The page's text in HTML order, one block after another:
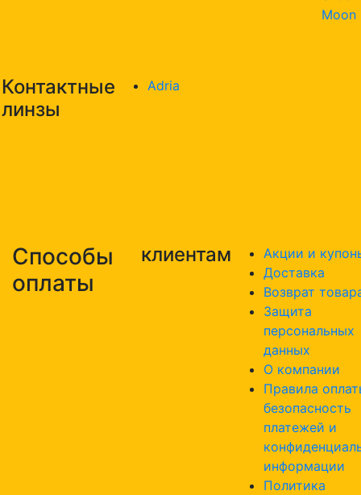
Moon
Контактные
линзы
Adria
Способы
оплаты
клиентам
Акции и
Доставка
Возврат
Защита
персональных
данных
О компании
Правила
безопасность
платежей и
информации
Политика